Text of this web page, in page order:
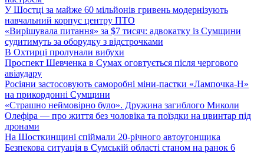
У Шостці за майже 60 мільйонів гривень модернізують
навчальний корпус центру ПТО
«Вирішувала питання» за $7 тисяч: адвокатку із Сумщини
судитимуть за оборудку з відстрочками
В Охтирці пролунали вибухи
Проспект Шевченка в Сумах оговтується після чергового
авіаудару
Росіяни застосовують саморобні міни-пастки «Лампочка-Н»
на прикордонні Сумщини
«Страшно неймовірно було». Дружина загиблого Миколи
Олефіра — про життя без чоловіка та поїздки на цвинтар під
дронами
На Шосткинщині спіймали 20-річного автоугонщика
Безпекова ситуація в Сумській області станом на ранок 6